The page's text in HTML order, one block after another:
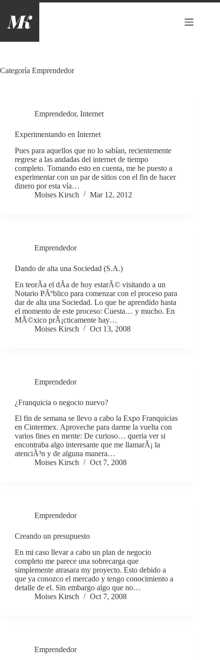
contenido
Categoría Emprendedor
Emprendedor, Internet
Experimentando en Internet
Pues para aquellos que no lo sabían, recientemente
regrese a las andadas del internet de tiempo
completo. Tomando esto en cuenta, me he puesto a
experimentar con un par de sitios con el fin de hacer
dinero por esta vía…
Moises Kirsch
Mar 12, 2012
Emprendedor
Dando de alta una Sociedad (S.A.)
En teorÃ­a el dÃ­a de hoy estarÃ© visitando a un
Notario PÃºblico para comenzar con el proceso para
dar de alta una Sociedad. Lo que he aprendido hasta
el momento de este proceso: Cuesta… y mucho. En
MÃ©xico prÃ¡cticamente hay…
Moises Kirsch
Oct 13, 2008
Emprendedor
¿Franquicia o negocio nuevo?
El fin de semana se llevo a cabo la Expo Franquicias
en Cintermex. Aproveche para darme la vuelta con
varios fines en mente: De curioso… queria ver si
encontraba algo interesante que me llamarÃ¡ la
atenciÃ³n y de alguna manera…
Moises Kirsch
Oct 7, 2008
Emprendedor
Creando un presupuesto
En mi caso llevar a cabo un plan de negocio
completo me parece una sobrecarga que
simplemente atrasara my proyecto. Esto debido a
que ya conozco el mercado y tengo conocimiento a
detalle de el. Sin embargo algo que no…
Moises Kirsch
Oct 7, 2008
Emprendedor